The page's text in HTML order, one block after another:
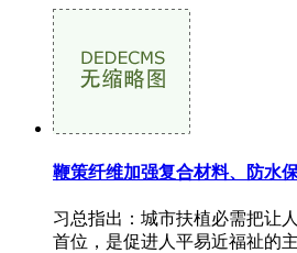
鞭策纤维加强复合材料、防水
习总指出：城市扶植必需把让
首位，是促进人平易近福祉的